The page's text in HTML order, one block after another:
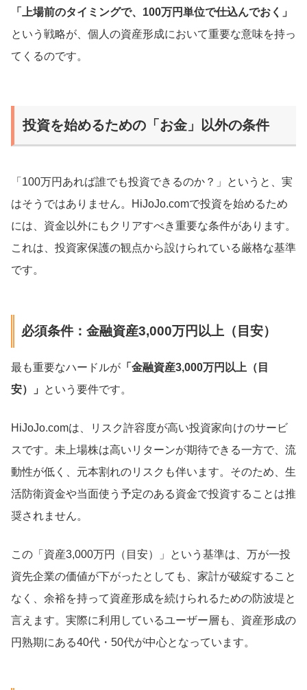
「上場前のタイミングで、100万円単位で仕込んでおく」
という戦略が、個人の資産形成において重要な意味を持っ
てくるのです。
投資を始めるための「お金」以外の条件
「100万円あれば誰でも投資できるのか？」というと、実
はそうではありません。HiJoJo.comで投資を始めるため
には、資金以外にもクリアすべき重要な条件があります。
これは、投資家保護の観点から設けられている厳格な基準
です。
必須条件：金融資産3,000万円以上（目安）
最も重要なハードルが 「金融資産3,000万円以上（目
安）」
という要件です。
HiJoJo.comは、リスク許容度が高い投資家向けのサービ
スです。未上場株は高いリターンが期待できる一方で、流
動性が低く、元本割れのリスクも伴います。そのため、生
活防衛資金や当面使う予定のある資金で投資することは推
奨されません。
この「資産3,000万円（目安）」という基準は、万が一投
資先企業の価値が下がったとしても、家計が破綻すること
なく、余裕を持って資産形成を続けられるための防波堤と
言えます。実際に利用しているユーザー層も、資産形成の
円熟期にある40代・50代が中心となっています。